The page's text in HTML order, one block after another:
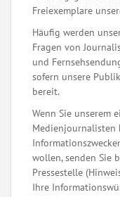
Freiexemplare
Häufig werden
Fragen von
und
sofern unsere
bereit.
Wenn Sie unserem
wollen, senden Sie
Pressestelle
Ihre